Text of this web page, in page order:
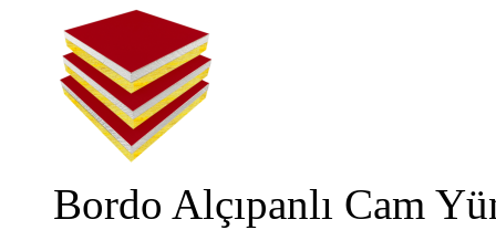
Bordo Alçıpanlı Cam